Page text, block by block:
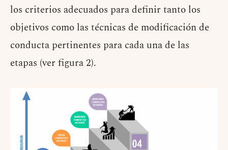
los criterios adecuados para definir tanto los
objetivos como las técnicas de modificación de
conducta pertinentes para cada una de las
etapas (ver figura 2).